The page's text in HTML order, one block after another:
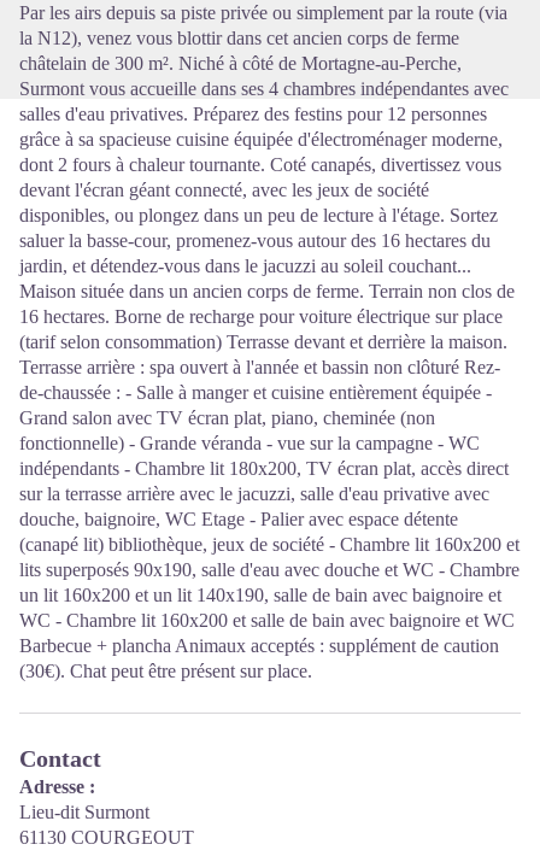
Par les airs depuis sa piste privée ou simplement par la route (via
la N12), venez vous blottir dans cet ancien corps de ferme
châtelain de 300 m². Niché à côté de Mortagne-au-Perche,
Surmont vous accueille dans ses 4 chambres indépendantes avec
salles d'eau privatives. Préparez des festins pour 12 personnes
grâce à sa spacieuse cuisine équipée d'électroménager moderne,
dont 2 fours à chaleur tournante. Coté canapés, divertissez vous
devant l'écran géant connecté, avec les jeux de société
disponibles, ou plongez dans un peu de lecture à l'étage. Sortez
saluer la basse-cour, promenez-vous autour des 16 hectares du
jardin, et détendez-vous dans le jacuzzi au soleil couchant...
Maison située dans un ancien corps de ferme. Terrain non clos de
16 hectares. Borne de recharge pour voiture électrique sur place
(tarif selon consommation) Terrasse devant et derrière la maison.
Terrasse arrière : spa ouvert à l'année et bassin non clôturé Rez-
de-chaussée : - Salle à manger et cuisine entièrement équipée -
Grand salon avec TV écran plat, piano, cheminée (non
fonctionnelle) - Grande véranda - vue sur la campagne - WC
indépendants - Chambre lit 180x200, TV écran plat, accès direct
sur la terrasse arrière avec le jacuzzi, salle d'eau privative avec
douche, baignoire, WC Etage - Palier avec espace détente
(canapé lit) bibliothèque, jeux de société - Chambre lit 160x200 et
lits superposés 90x190, salle d'eau avec douche et WC - Chambre
un lit 160x200 et un lit 140x190, salle de bain avec baignoire et
WC - Chambre lit 160x200 et salle de bain avec baignoire et WC
Barbecue + plancha Animaux acceptés : supplément de caution
(30€). Chat peut être présent sur place.
Contact
Adresse :
Lieu-dit Surmont
61130 COURGEOUT